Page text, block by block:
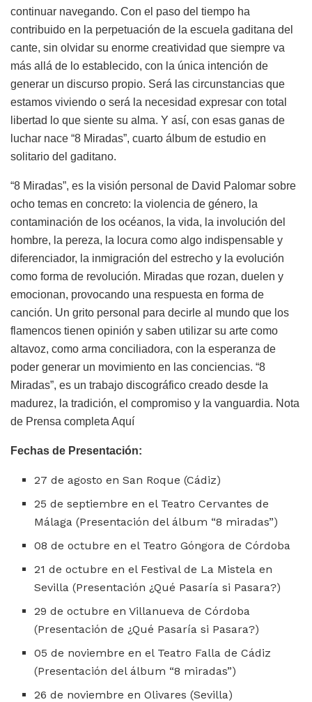
continuar navegando. Con el paso del tiempo ha
contribuido en la perpetuación de la escuela gaditana del
cante, sin olvidar su enorme creatividad que siempre va
más allá de lo establecido, con la única intención de
generar un discurso propio. Será las circunstancias que
estamos viviendo o será la necesidad expresar con total
libertad lo que siente su alma. Y así, con esas ganas de
luchar nace “8 Miradas”, cuarto álbum de estudio en
solitario del gaditano.
“8 Miradas”, es la visión personal de David Palomar sobre
ocho temas en concreto: la violencia de género, la
contaminación de los océanos, la vida, la involución del
hombre, la pereza, la locura como algo indispensable y
diferenciador, la inmigración del estrecho y la evolución
como forma de revolución. Miradas que rozan, duelen y
emocionan, provocando una respuesta en forma de
canción. Un grito personal para decirle al mundo que los
flamencos tienen opinión y saben utilizar su arte como
altavoz, como arma conciliadora, con la esperanza de
poder generar un movimiento en las conciencias. “8
Miradas”, es un trabajo discográfico creado desde la
madurez, la tradición, el compromiso y la vanguardia. Nota
de Prensa completa Aquí
Fechas de Presentación:
27 de agosto en San Roque (Cádiz)
25 de septiembre en el Teatro Cervantes de
Málaga (Presentación del álbum “8 miradas”)
08 de octubre en el Teatro Góngora de Córdoba
21 de octubre en el Festival de La Mistela en
Sevilla (Presentación ¿Qué Pasaría si Pasara?)
29 de octubre en Villanueva de Córdoba
(Presentación de ¿Qué Pasaría si Pasara?)
05 de noviembre en el Teatro Falla de Cádiz
(Presentación del álbum “8 miradas”)
26 de noviembre en Olivares (Sevilla)